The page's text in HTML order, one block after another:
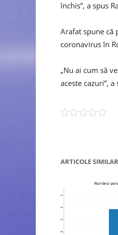
închis”, a spus
Arafat spune că
coronavirus în
„Nu ai cum să
aceste cazuri”,
ARTICOLE